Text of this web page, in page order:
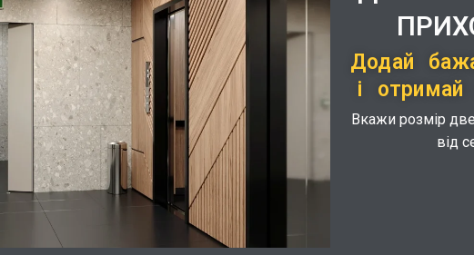
Додай
і отримай
Вкажи розмір
від